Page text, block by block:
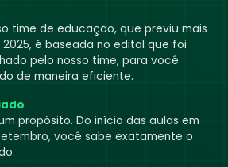
time de educação, que previu mais
é baseada no edital que foi
pelo nosso time, para você
de maneira eficiente.
propósito. Do início das aulas em
você sabe exatamente o